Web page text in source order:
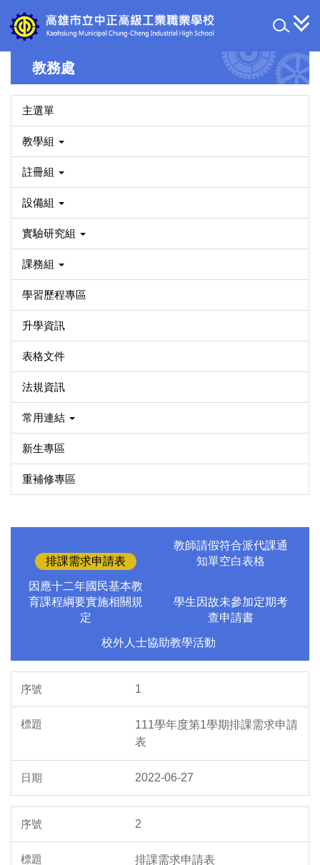
到
主
教務處
主選單
教學組
註冊組
設備組
實驗研究組
課務組
學習歷程專區
升學資訊
表格文件
法規資訊
常用連結
新生專區
重補修專區
排課需求申請表
教師請假符合派代課通
知單空白表格
因應十二年國民基本教
育課程綱要實施相關規
定
學生因故未參加定期考
查申請書
校外人士協助教學活動
1
111學年度第1學期排課需求申請
表
2022-06-27
2
排課需求申請表